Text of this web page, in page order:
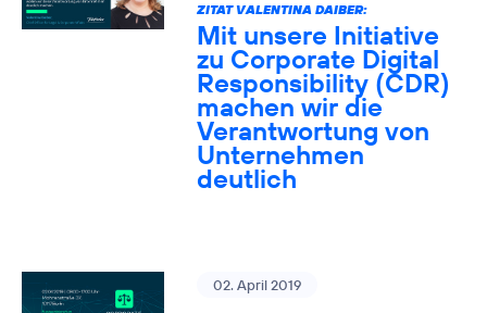
ZITAT VALENTINA DAIBER:
Mit unsere Initiative
zu Corporate Digital
Responsibility (CDR)
machen wir die
Verantwortung von
Unternehmen
deutlich
02. April 2019